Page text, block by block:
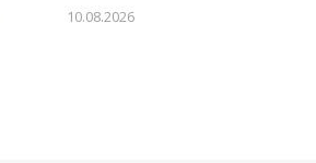
10.08.2026